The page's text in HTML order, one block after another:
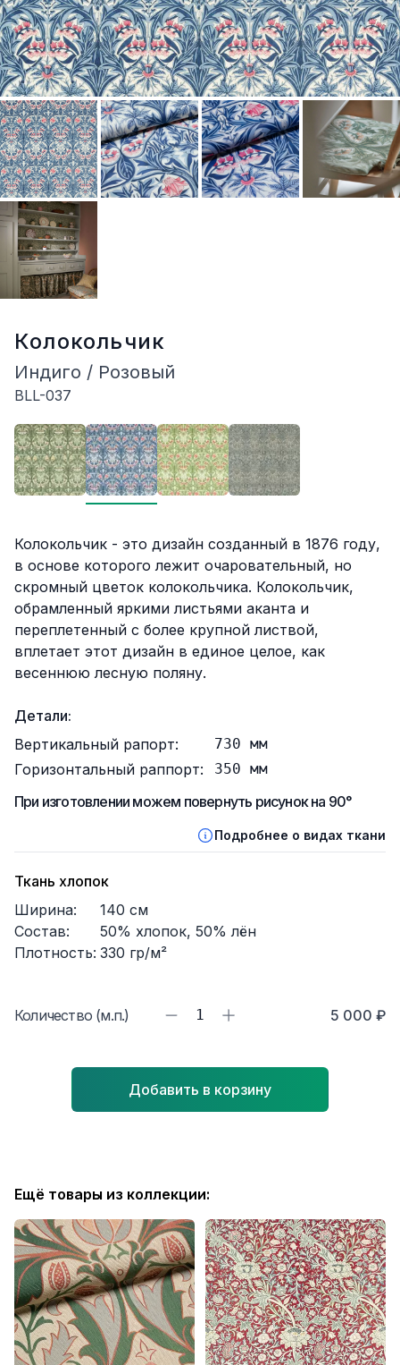
Колокольчик
Индиго / Розовый
BLL-037
Описание
Колокольчик - это дизайн созданный в 1876 году,
в основе которого лежит очаровательный, но
скромный цветок колокольчика. Колокольчик,
обрамленный яркими листьями аканта и
переплетенный с более крупной листвой,
вплетает этот дизайн в единое целое, как
весеннюю лесную поляну.
Детали:
Вертикальный рапорт:
730 мм
Горизонтальный раппорт: 350 мм
При изготовлении можем повернуть рисунок на 90°
Подробнее о видах ткани
Ткань хлопок
Ширина:
140 см
Состав:
50% хлопок, 50% лён
Плотность: 330 гр/м²
Количество (м.п.) 1 5 000 ₽
Добавить в корзину
Ещё товары из коллекции: